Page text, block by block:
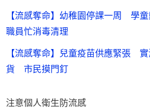
【流感奪命】幼稚園停課一周 學
職員忙消毒清理
【流感奪命】兒童疫苗供應緊張
貨 市民摸門釘
注意個人衛生防流感